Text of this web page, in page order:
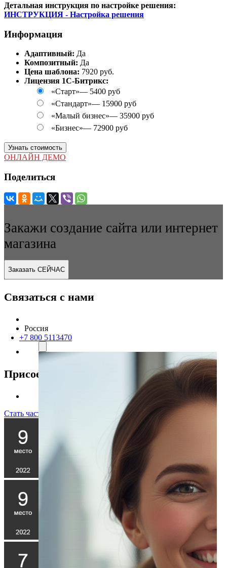
Детальная инструкция по настройке решения:
ИНСТРУКЦИЯ - Настройка решения
Информация
Адаптивный: Да
Композитный: Да
Цена шаблона: 7920 руб.
Лицензия 1С-Битрикс:
«Старт»— 5400 руб
«Стандарт»— 15900 руб
«Малый бизнес»— 35900 руб
«Бизнес»— 72900 руб
Узнать стоимость
ОНЛАЙН ДЕМО
Поделиться
Закажи создание сайта или интернет
магазина
Заказать СЕЙЧАС
Связаться с нами
Россия
+7 800 5113470
Присоединяйтесь к нам
Стать частью команды!